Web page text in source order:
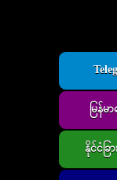
မြန်
နိုင်ငံခ